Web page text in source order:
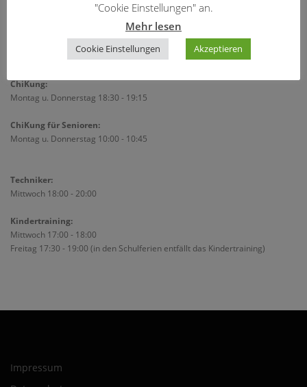
Montag u. Donnerstag 19:15 - 20:45
Mittwoch 20:00 - 21:00
Freitag 19:00 - 20:30 (3 mal pro Monat)
ChiKung:
Montag u. Donnerstag 18:30 - 19:15
ChiKung für Senioren:
Montag u. Donnerstag 10:00 - 10:45
Techniker:
Mittwoch 18:00 - 20:00
Kindertraining:
Mittwoch 17:00 - 18:00
Freitag 17:30 - 19:00 (in den Schulferien entfällt das Kindertraining)
Impressum
"Cookie Einstellungen" an.
Mehr lesen
Cookie Einstellungen Akzeptieren